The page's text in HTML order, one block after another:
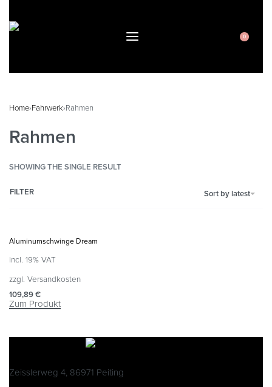
0
Home›Fahrwerk›Rahmen
Rahmen
SHOWING THE SINGLE RESULT
Sort by latest
FILTER
Aluminumschwinge Dream
incl. 19% VAT
zzgl. Versandkosten
109,89€
Zum Produkt
Zeisslerweg 4, 86971 Peiting